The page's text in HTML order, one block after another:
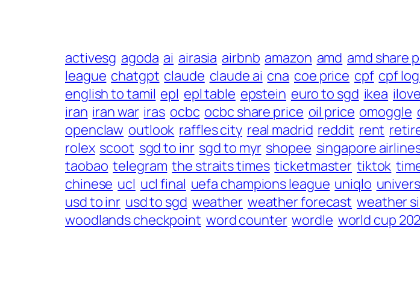
activesg agoda ai airasia airbnb amazon amd amd share
league chatgpt claude claude ai cna coe price cpf cpf
english to tamil epl epl table epstein euro to sgd ikea
iran iran war iras ocbc ocbc share price oil price omoggle
openclaw outlook raffles city real madrid reddit rent
rolex scoot sgd to inr sgd to myr shopee singapore
taobao telegram the straits times ticketmaster tiktok
chinese ucl ucl final uefa champions league uniqlo
usd to inr usd to sgd weather weather forecast weather
woodlands checkpoint word counter wordle world cup